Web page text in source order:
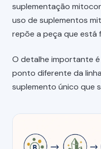
suplementação
uso de suplementos
repõe a peça que está
O detalhe importante
ponto diferente da
suplemento único que